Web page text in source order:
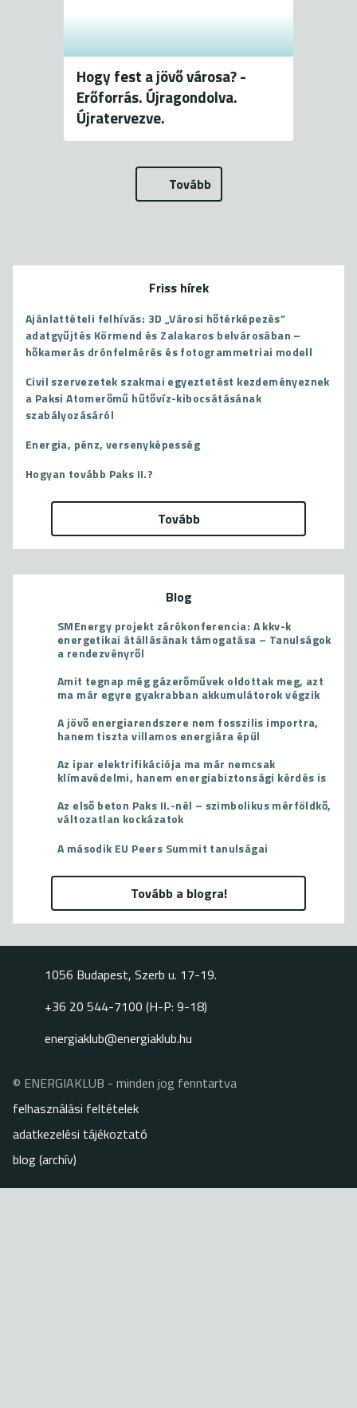
Hogy fest a jövő városa? -
Erőforrás. Újragondolva.
Újratervezve.
Tovább
Friss hírek
Ajánlattételi felhívás: 3D „Városi hőtérképezés”
adatgyűjtés Körmend és Zalakaros belvárosában –
hőkamerás drónfelmérés és fotogrammetriai modell
Civil szervezetek szakmai egyeztetést kezdeményeznek
a Paksi Atomerőmű hűtővíz-kibocsátásának
szabályozásáról
Energia, pénz, versenyképesség
Hogyan tovább Paks II.?
Tovább
Blog
SMEnergy projekt zárókonferencia: A kkv-k
energetikai átállásának támogatása – Tanulságok
a rendezvényről
Amit tegnap még gázerőművek oldottak meg, azt
ma már egyre gyakrabban akkumulátorok végzik
A jövő energiarendszere nem fosszilis importra,
hanem tiszta villamos energiára épül
Az ipar elektrifikációja ma már nemcsak
klímavédelmi, hanem energiabiztonsági kérdés is
Az első beton Paks II.-nél – szimbolikus mérföldkő,
változatlan kockázatok
A második EU Peers Summit tanulságai
Tovább a blogra!
1056 Budapest, Szerb u. 17-19.
+36 20 544-7100 (H-P: 9-18)
energiaklub@energiaklub.hu
Lábléc
© ENERGIAKLUB - minden jog fenntartva
felhasználási feltételek
adatkezelési tájékoztató
blog (archív)